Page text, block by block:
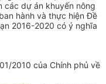
các dự án khuyến nông
hành và thực hiện Đề
2016-2020 có ý nghĩa
2010 của Chính phủ về